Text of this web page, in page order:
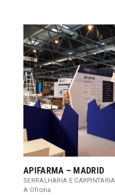
APIFARMA – MADRID
SERRALHARIA E CARPINTARIA
A Oficina